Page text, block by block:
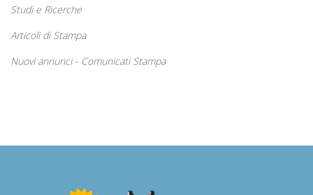
Studi e Ricerche
Articoli di Stampa
Nuovi annunci - Comunicati Stampa